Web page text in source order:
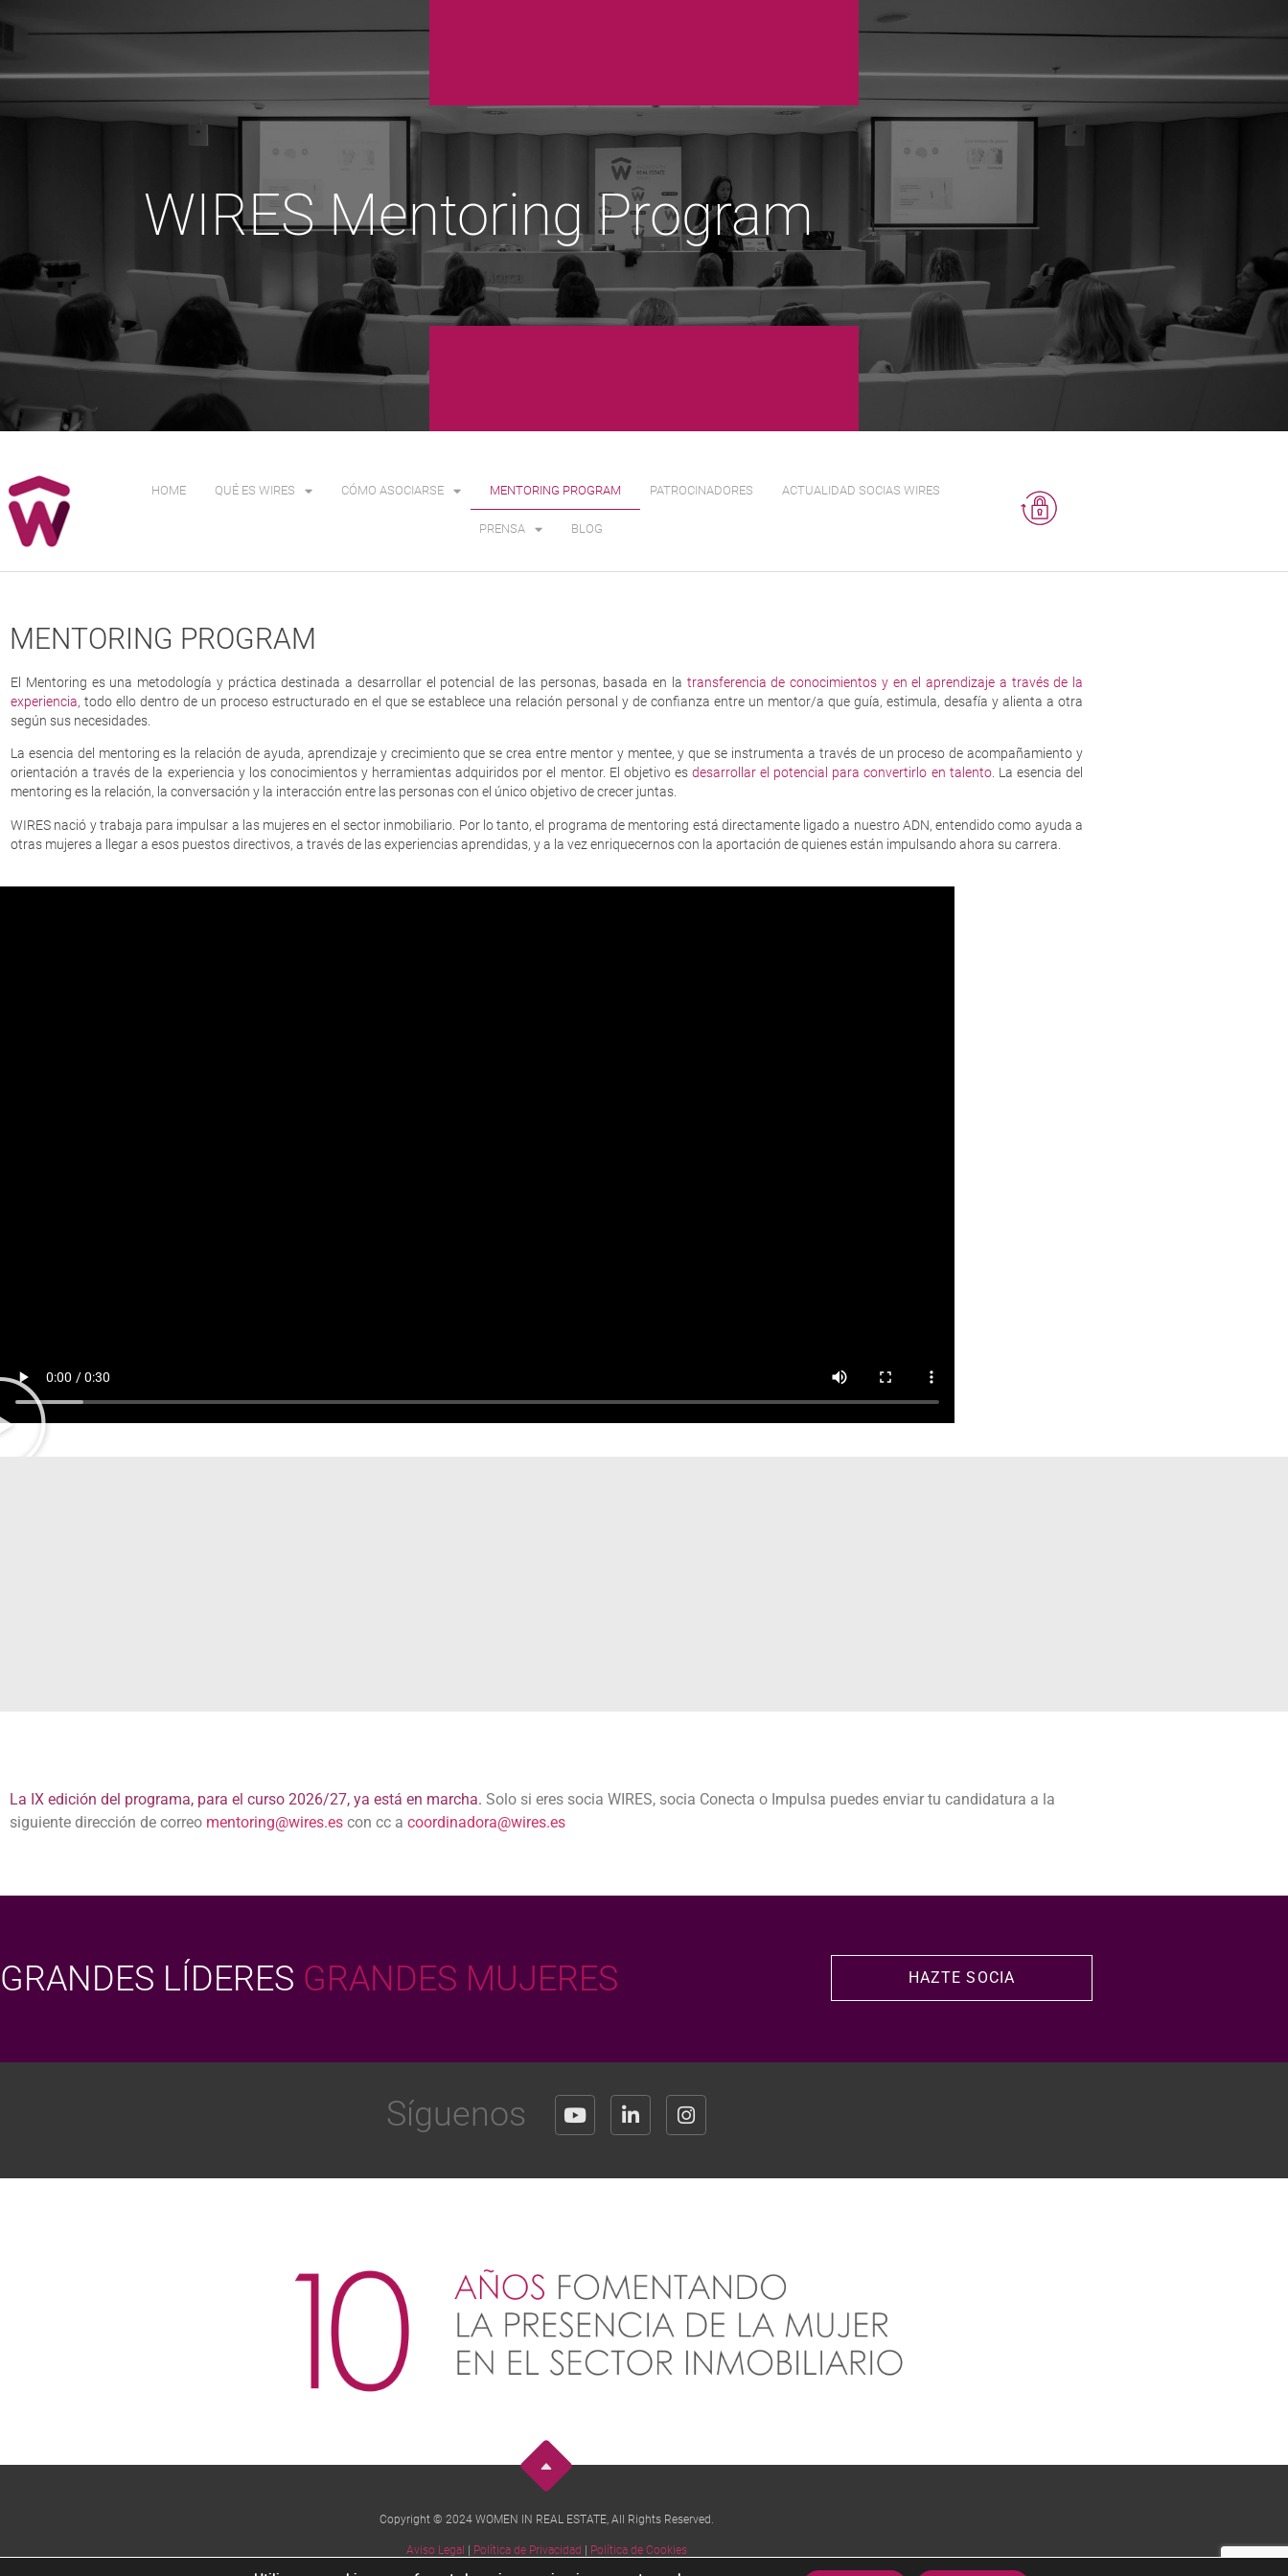
WIRES Mentoring Program
HOME QUÉ ES WIRES CÓMO ASOCIARSE MENTORING PROGRAM PATROCINADORES ACTUALIDAD SOCIAS WIRES
PRENSA BLOG
MENTORING PROGRAM
El Mentoring es una metodología y práctica destinada a desarrollar el potencial de las personas, basada en la transferencia de conocimientos y en el aprendizaje a través de la
experiencia, todo ello dentro de un proceso estructurado en el que se establece una relación personal y de confianza entre un mentor/a que guía, estimula, desafía y alienta a otra
según sus necesidades.
La esencia del mentoring es la relación de ayuda, aprendizaje y crecimiento que se crea entre mentor y mentee, y que se instrumenta a través de un proceso de acompañamiento y
orientación a través de la experiencia y los conocimientos y herramientas adquiridos por el mentor. El objetivo es desarrollar el potencial para convertirlo en talento. La esencia del
mentoring es la relación, la conversación y la interacción entre las personas con el único objetivo de crecer juntas.
WIRES nació y trabaja para impulsar a las mujeres en el sector inmobiliario. Por lo tanto, el programa de mentoring está directamente ligado a nuestro ADN, entendido como ayuda a
otras mujeres a llegar a esos puestos directivos, a través de las experiencias aprendidas, y a la vez enriquecernos con la aportación de quienes están impulsando ahora su carrera.
La IX edición del programa, para el curso 2026/27, ya está en marcha. Solo si eres socia WIRES, socia Conecta o Impulsa puedes enviar tu candidatura a la
siguiente dirección de correo mentoring@wires.es con cc a coordinadora@wires.es
GRANDES LÍDERES GRANDES MUJERES HAZTE SOCIA
Síguenos
Copyright © 2024 WOMEN IN REAL ESTATE, All Rights Reserved.
Aviso Legal Política de Privacidad Política de Cookies